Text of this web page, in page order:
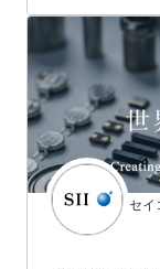
セイ